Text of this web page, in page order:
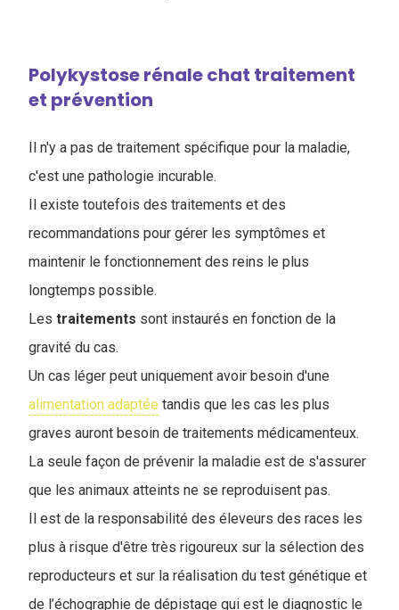
Polykystose rénale chat traitement
et prévention
Il n'y a pas de traitement spécifique pour la maladie,
c'est une pathologie incurable.
Il existe toutefois des traitements et des
recommandations pour gérer les symptômes et
maintenir le fonctionnement des reins le plus
longtemps possible.
Les traitements sont instaurés en fonction de la
gravité du cas.
Un cas léger peut uniquement avoir besoin d'une
alimentation adaptée tandis que les cas les plus
graves auront besoin de traitements médicamenteux.
La seule façon de prévenir la maladie est de s'assurer
que les animaux atteints ne se reproduisent pas.
Il est de la responsabilité des éleveurs des races les
plus à risque d'être très rigoureux sur la sélection des
reproducteurs et sur la réalisation du test génétique et
de l’échographie de dépistage qui est le diagnostic le